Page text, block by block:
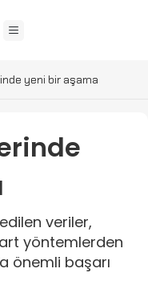
yeni bir aşama
veriler,
yöntemlerden
önemli başarı